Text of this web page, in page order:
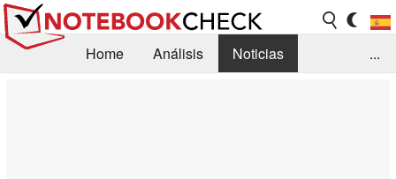
Home Análisis
Noticias
...